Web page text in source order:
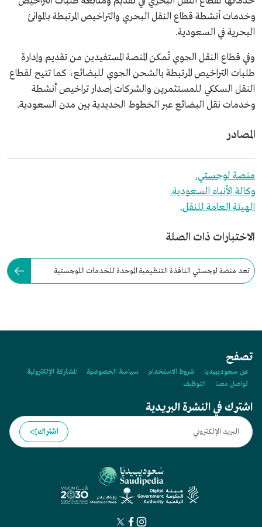
وخدمات أنشطة قطاع النقل البحري والتراخيص المرتبطة بالموانئ
البحرية في السعودية.
وفي قطاع النقل الجوي تُمكن المنصة المستفيدين من تقديم وإدارة
طلبات التراخيص المرتبطة بالشحن الجوي للبضائع، كما تتيح لقطاع
النقل السككي للمستثمرين والشركات إصدار تراخيص أنشطة
وخدمات نقل البضائع عبر الخطوط الحديدية بين مدن السعودية.
المصادر
منصة لوجستي.
وكالة الأنباء السعودية.
الهيئة العامة للنقل.
الاختبارات ذات الصلة
تعد منصة لوجستي النافذة التنظيمية الموحدة للخدمات اللوجستية
تصفح
عن سعوديبيديا شروط الاستخدام سياسة الخصوصية
المشاركة الإلكترونية
تواصل معنا
التوظيف
اشترك في النشرة البريدية
اشتراك